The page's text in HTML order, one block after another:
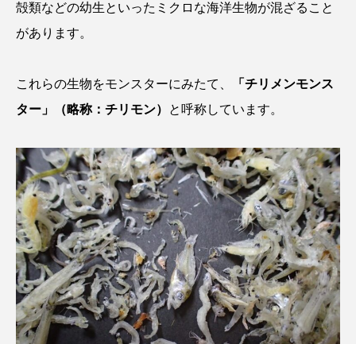
オオグソクムシ オオサンショウウオ
オットセイ オニヒトデ オワンクラゲ
カイロウドウケツ カイワリ
カエルアンコウ カガミガイ カキ
カクレクマノミ カゴカマス カジカ
カタボシイワシ カツオ カニ
カブトエビ カブトクラゲ カミクラゲ
殻類などの幼生といったミクロな海洋生物が混ざること
があります。
これらの生物をモンスターにみたて、
「チリメンモンス
ター」（略称：チリモン）
と呼称しています。